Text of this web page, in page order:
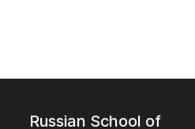
Russian School of